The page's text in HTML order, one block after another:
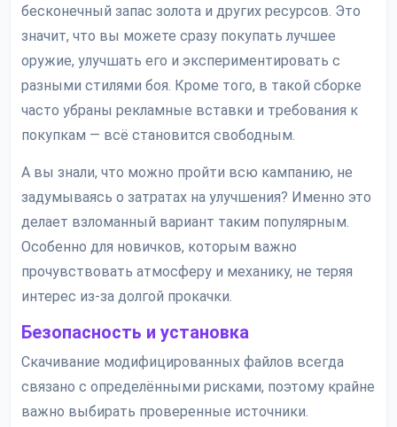
бесконечный запас золота и других ресурсов. Это
значит, что вы можете сразу покупать лучшее
оружие, улучшать его и экспериментировать с
разными стилями боя. Кроме того, в такой сборке
часто убраны рекламные вставки и требования к
покупкам — всё становится свободным.
А вы знали, что можно пройти всю кампанию, не
задумываясь о затратах на улучшения? Именно это
делает взломанный вариант таким популярным.
Особенно для новичков, которым важно
прочувствовать атмосферу и механику, не теряя
интерес из-за долгой прокачки.
Безопасность и установка
Скачивание модифицированных файлов всегда
связано с определёнными рисками, поэтому крайне
важно выбирать проверенные источники.